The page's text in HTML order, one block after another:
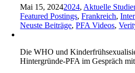
Mai 15, 20242024, Aktuelle
Featured Postings,Frankreich,
Neuste Beiträge,PFA Videos,
Die WHO und
Hintergründe-PFA im Gespräch